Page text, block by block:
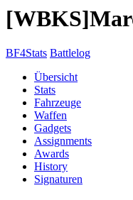
BF4Stats Battlelog
Übersicht
Stats
Fahrzeuge
Waffen
Gadgets
Assignments
Awards
History
Signaturen